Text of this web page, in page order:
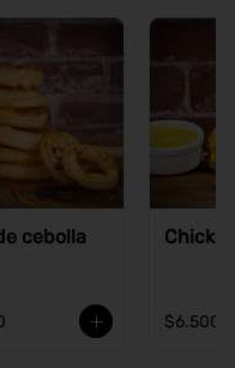
cebolla
$6.500